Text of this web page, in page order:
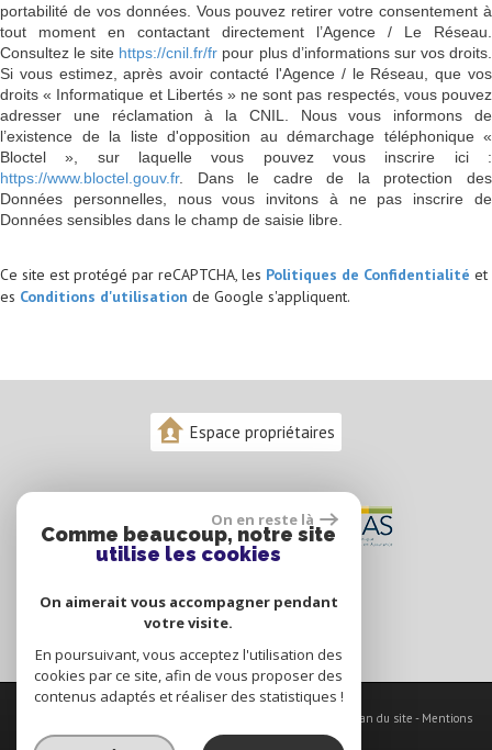
portabilité de vos données. Vous pouvez retirer votre consentement à
tout moment en contactant directement l’Agence / Le Réseau.
Consultez le site https://cnil.fr/fr pour plus d’informations sur vos droits.
Si vous estimez, après avoir contacté l'Agence / le Réseau, que vos
droits « Informatique et Libertés » ne sont pas respectés, vous pouvez
adresser une réclamation à la CNIL. Nous vous informons de
l’existence de la liste d'opposition au démarchage téléphonique «
Bloctel », sur laquelle vous pouvez vous inscrire ici :
https://www.bloctel.gouv.fr. Dans le cadre de la protection des
Données personnelles, nous vous invitons à ne pas inscrire de
Données sensibles dans le champ de saisie libre.
Ce site est protégé par reCAPTCHA, les Politiques de Confidentialité et
es Conditions d'utilisation de Google s'appliquent.
Espace propriétaires
Plan du site - Mentions
légales-Nos honoraires-Partenaires -Admin-Politique RGPD
On en reste là
Comme beaucoup, notre site
utilise les cookies
On aimerait vous accompagner pendant
votre visite.
En poursuivant, vous acceptez l'utilisation des
cookies par ce site, afin de vous proposer des
contenus adaptés et réaliser des statistiques !